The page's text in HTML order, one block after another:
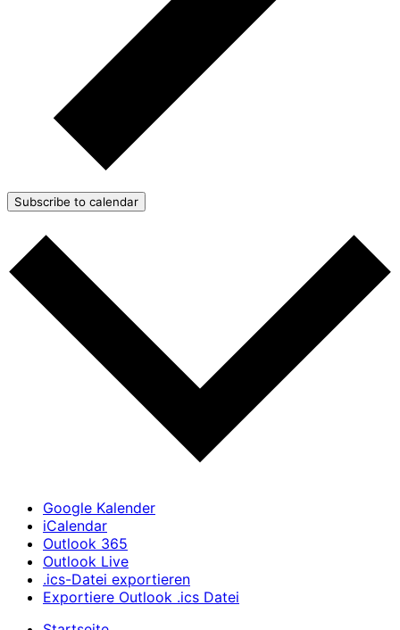
Subscribe to calendar
Google Kalender
iCalendar
Outlook 365
Outlook Live
.ics-Datei exportieren
Exportiere Outlook .ics Datei